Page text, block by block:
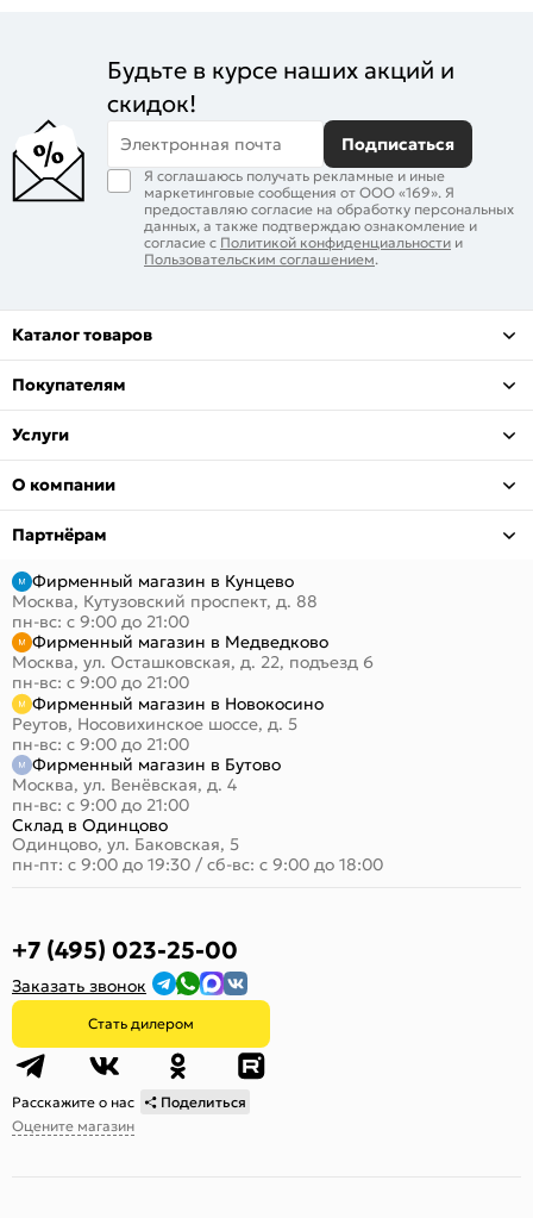
Будьте в курсе наших акций и
скидок!
Электронная почта Подписаться
Я соглашаюсь получать рекламные и иные
маркетинговые сообщения от ООО «169». Я
предоставляю согласие на обработку персональных
данных, а также подтверждаю ознакомление и
согласие с Политикой конфиденциальности и
Пользовательским соглашением.
Каталог товаров
Покупателям
Услуги
О компании
Партнёрам
Фирменный магазин в Кунцево
Москва, Кутузовский проспект, д. 88
пн-вс: с 9:00 до 21:00
Фирменный магазин в Медведково
Москва, ул. Осташковская, д. 22, подъезд 6
пн-вс: с 9:00 до 21:00
Фирменный магазин в Новокосино
Реутов, Носовихинское шоссе, д. 5
пн-вс: с 9:00 до 21:00
Фирменный магазин в Бутово
Москва, ул. Венёвская, д. 4
пн-вс: с 9:00 до 21:00
Склад в Одинцово
Одинцово, ул. Баковская, 5
пн-пт: с 9:00 до 19:30 / сб-вс: с 9:00 до 18:00
+7 (495) 023-25-00
Заказать звонок
Стать дилером
Расскажите о нас
Поделиться
Оцените магазин